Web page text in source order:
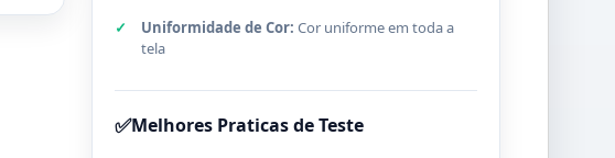
Uniformidade de Cor: Cor uniforme em toda a
tela
✅Melhores Praticas de Teste